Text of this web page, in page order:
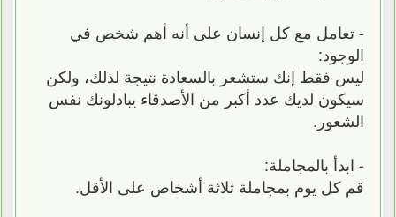
- تعامل مع كل إنسان على أنه أهم شخص في
الوجود:
ليس فقط إنك ستشعر بالسعادة نتيجة لذلك، ولكن
سيكون لديك عدد أكبر من الأصدقاء يبادلونك نفس
الشعور.
- ابدأ بالمجاملة:
قم كل يوم بمجاملة ثلاثة أشخاص على الأقل.